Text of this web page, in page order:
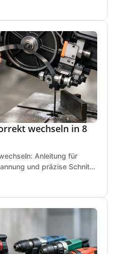
wechseln in 8
Anleitung für
und präzise Schnitte